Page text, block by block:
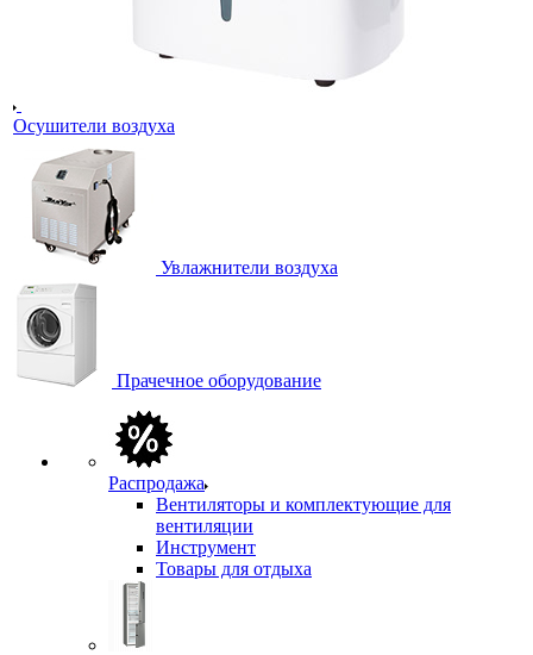
Осушители воздуха
Увлажнители воздуха
Прачечное оборудование
Распродажа
Вентиляторы и комплектующие для
вентиляции
Инструмент
Товары для отдыха